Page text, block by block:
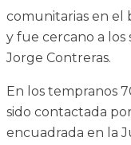
comunitarias en el
y fue cercano a los
Jorge Contreras.
En los tempranos
sido contactada
encuadrada en la